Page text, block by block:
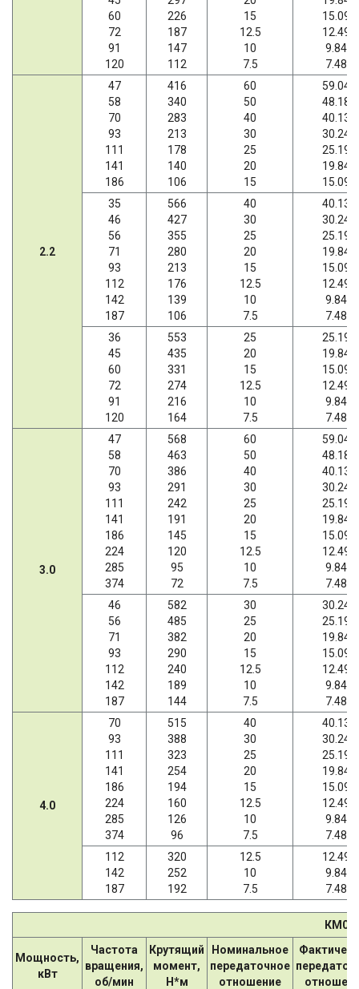
60
72
91
120
226
187
147
112
15
12.5
10
7.5
15.09
12.49
9.84
7.48
2.2
47
58
70
93
111
141
186
416
340
283
213
178
140
106
60
50
40
30
25
20
15
59.04
48.18
40.13
30.24
25.19
19.84
15.09
35
46
56
71
93
112
142
187
566
427
355
280
213
176
139
106
40
30
25
20
15
12.5
10
7.5
40.13
30.24
25.19
19.84
15.09
12.49
9.84
7.48
36
45
60
72
91
120
553
435
331
274
216
164
25
20
15
12.5
10
7.5
25.19
19.84
15.09
12.49
9.84
7.48
3.0
47
58
70
93
111
141
186
224
285
374
568
463
386
291
242
191
145
120
95
72
60
50
40
30
25
20
15
12.5
10
7.5
59.04
48.18
40.13
30.24
25.19
19.84
15.09
12.49
9.84
7.48
46
56
71
93
112
142
187
582
485
382
290
240
189
144
30
25
20
15
12.5
10
7.5
30.24
25.19
19.84
15.09
12.49
9.84
7.48
4.0
70
93
111
141
186
224
285
374
515
388
323
254
194
160
126
96
40
30
25
20
15
12.5
10
7.5
40.13
30.24
25.19
19.84
15.09
12.49
9.84
7.48
112
142
187
320
252
192
12.5
10
7.5
12.49
9.84
7.48
Мощность,
кВт
Частота
вращения,
об/мин
Крутящий
момент,
Н*м
Номинальное
передаточное
отношение